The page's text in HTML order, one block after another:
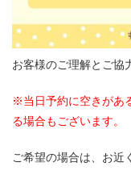
お客様のご理解とご協
※当日予約に空きがあ
る場合もございます。
ご希望の場合は、お近